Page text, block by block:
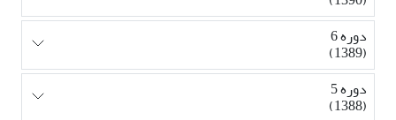
دوره 6
(1389)
دوره 5
(1388)